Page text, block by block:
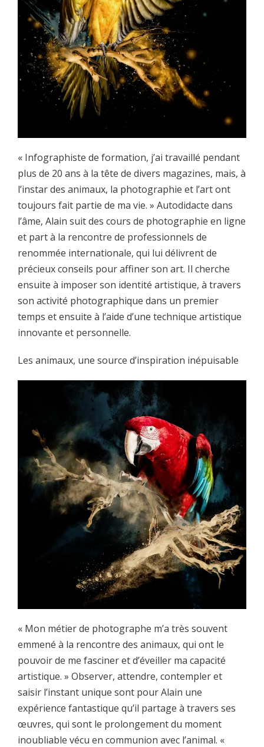
« Infographiste de formation, j’ai travaillé pendant
plus de 20 ans à la tête de divers magazines, mais, à
l’instar des animaux, la photographie et l’art ont
toujours fait partie de ma vie. » Autodidacte dans
l’âme, Alain suit des cours de photographie en ligne
et part à la rencontre de professionnels de
renommée internationale, qui lui délivrent de
précieux conseils pour affiner son art. Il cherche
ensuite à imposer son identité artistique, à travers
son activité photographique dans un premier
temps et ensuite à l’aide d’une technique artistique
innovante et personnelle.
Les animaux, une source d’inspiration inépuisable
« Mon métier de photographe m’a très souvent
emmené à la rencontre des animaux, qui ont le
pouvoir de me fasciner et d’éveiller ma capacité
artistique. » Observer, attendre, contempler et
saisir l’instant unique sont pour Alain une
expérience fantastique qu’il partage à travers ses
œuvres, qui sont le prolongement du moment
inoubliable vécu en communion avec l’animal. «